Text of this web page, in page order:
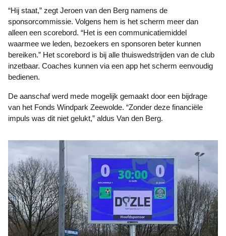
“Hij staat,” zegt Jeroen van den Berg namens de
sponsorcommissie. Volgens hem is het scherm meer dan
alleen een scorebord. “Het is een communicatiemiddel
waarmee we leden, bezoekers en sponsoren beter kunnen
bereiken.” Het scorebord is bij alle thuiswedstrijden van de club
inzetbaar. Coaches kunnen via een app het scherm eenvoudig
bedienen.
De aanschaf werd mede mogelijk gemaakt door een bijdrage
van het Fonds Windpark Zeewolde. “Zonder deze financiële
impuls was dit niet gelukt,” aldus Van den Berg.